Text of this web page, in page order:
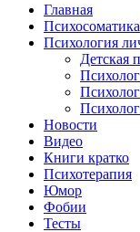
Главная
Психосоматика
Психология
Детская
Новости
Видео
Книги кратко
Психотерапия
Юмор
Фобии
Тесты